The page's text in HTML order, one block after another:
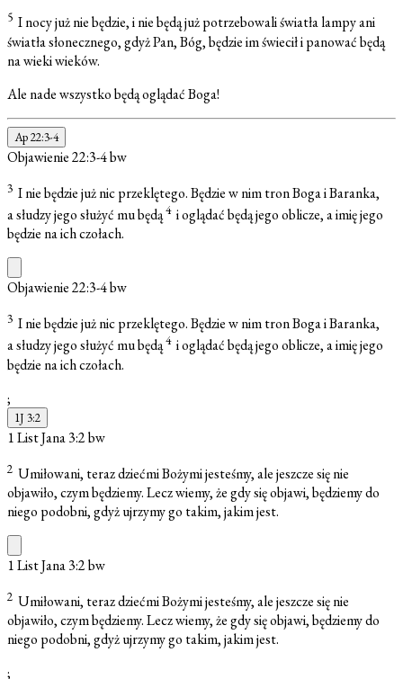
5 I nocy już nie będzie, i nie będą już potrzebowali światła lampy ani
światła słonecznego, gdyż Pan, Bóg, będzie im świecił i panować będą
na wieki wieków.
Ale nade wszystko będą oglądać Boga!
Ap 22:3-4
Objawienie 22:3-4bw
3 I nie będzie już nic przeklętego. Będzie w nim tron Boga i Baranka,
a słudzy jego służyć mu będą4 i oglądać będą jego oblicze, a imię jego
będzie na ich czołach.
Objawienie 22:3-4bw
3 I nie będzie już nic przeklętego. Będzie w nim tron Boga i Baranka,
a słudzy jego służyć mu będą4 i oglądać będą jego oblicze, a imię jego
będzie na ich czołach.
;
1J 3:2
1 List Jana 3:2bw
2 Umiłowani, teraz dziećmi Bożymi jesteśmy, ale jeszcze się nie
objawiło, czym będziemy. Lecz wiemy, że gdy się objawi, będziemy do
niego podobni, gdyż ujrzymy go takim, jakim jest.
1 List Jana 3:2bw
2 Umiłowani, teraz dziećmi Bożymi jesteśmy, ale jeszcze się nie
objawiło, czym będziemy. Lecz wiemy, że gdy się objawi, będziemy do
niego podobni, gdyż ujrzymy go takim, jakim jest.
;